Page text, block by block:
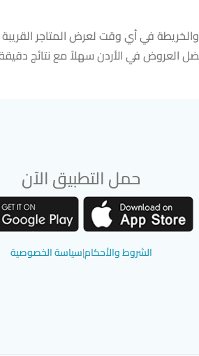
في أي وقت لعرض المتاجر
في الأردن سهلاً مع نتائج
حمل التطبيق الآن
الشروط والأحكام|سياسة الخصوصية